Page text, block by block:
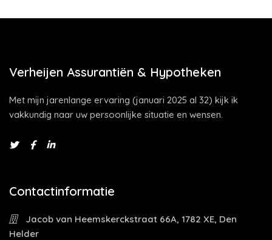
Verheijen Assurantiën & Hypotheken
Met mijn jarenlange ervaring (januari 2025 al 32) kijk ik
vakkundig naar uw persoonlijke situatie en wensen.
Contactinformatie
Jacob van Heemskerckstraat 66A, 1782 XE, Den
Helder